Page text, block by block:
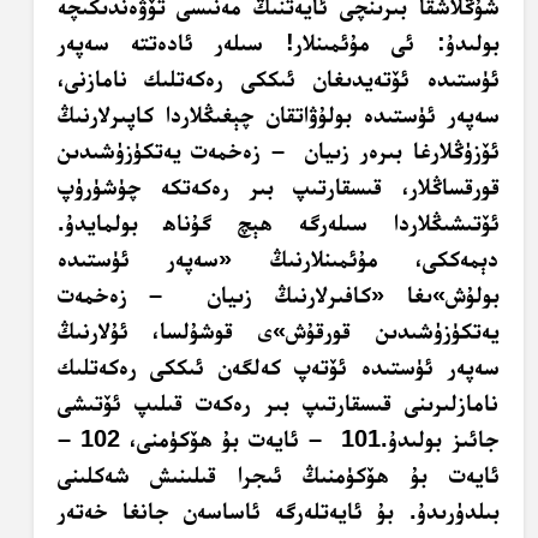
شۇڭلاشقا بىرىنچى ئايەتنىڭ مەنىسى تۆۋەندىكىچە
بولىدۇ: ئى مۇئمىنلار! سىلەر ئادەتتە سەپەر
ئۈستىدە ئۆتەيدىغان ئىككى رەكەتلىك نامازنى،
سەپەر ئۈستىدە بولۇۋاتقان چېغىڭلاردا كاپىرلارنىڭ
ئۆزۈڭلارغا بىرەر زىيان – زەخمەت يەتكۈزۈشىدىن
قورقساڭلار، قىسقارتىپ بىر رەكەتكە چۈشۈرۈپ
ئۆتىشىڭلاردا سىلەرگە ھېچ گۇناھ بولمايدۇ.
دېمەككى، مۇئمىنلارنىڭ «سەپەر ئۈستىدە
بولۇش»ىغا «كافىرلارنىڭ زىيان – زەخمەت
يەتكۈزۈشىدىن قورقۇش»ى قوشۇلسا، ئۇلارنىڭ
سەپەر ئۈستىدە ئۆتەپ كەلگەن ئىككى رەكەتلىك
نامازلىرىنى قىسقارتىپ بىر رەكەت قىلىپ ئۆتىشى
جائىز بولىدۇ.‎ 101 – ئايەت بۇ ھۆكۈمنى، 102 –
ئايەت بۇ ھۆكۈمنىڭ ئىجرا قىلىنىش شەكلىنى
بىلدۈرىدۇ. بۇ ئايەتلەرگە ئاساسەن جانغا خەتەر